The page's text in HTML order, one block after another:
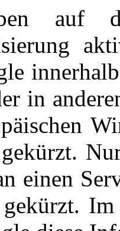
auf
in
einen
Im